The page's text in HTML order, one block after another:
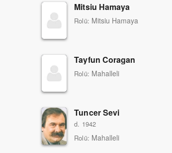
Mitsiu Hamaya
Rolü: Mitsiu Hamaya
Tayfun Coragan
Rolü: Mahalleli
Tuncer Sevi
d. 1942
Rolü: Mahalleli